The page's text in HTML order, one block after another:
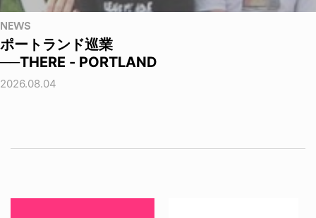
NEWS
ポートランド巡業
──THERE - PORTLAND
2026.08.04